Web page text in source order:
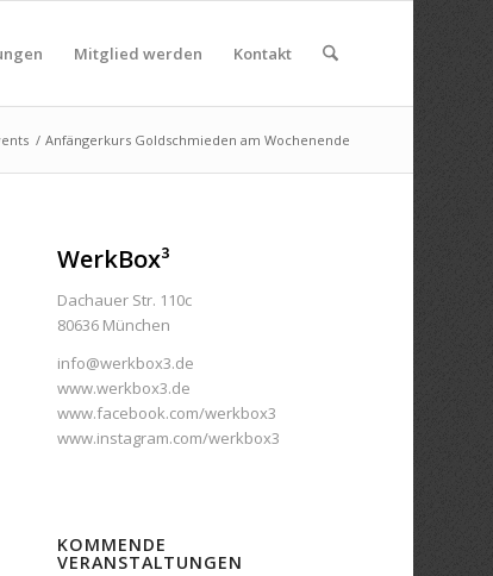
Mitglied werden Kontakt
/ Anfängerkurs Goldschmieden am Wochenende
Office 365
WerkBox³
Dachauer Str. 110c
80636 München
info@werkbox3.de
www.werkbox3.de
www.facebook.com/werkbox3
www.instagram.com/werkbox3
KOMMENDE
VERANSTALTUNGEN